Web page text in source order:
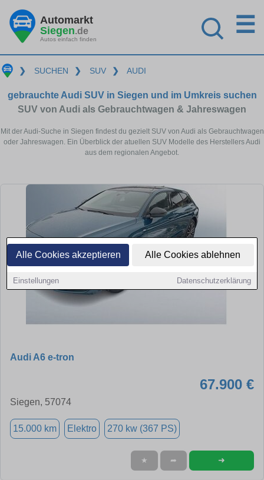
Alle Cookies akzeptieren Alle Cookies ablehnen
Einstellungen Datenschutzerklärung
Automarkt
Siegen.de
Autos einfach finden
☰
❯ SUCHEN ❯ SUV ❯ AUDI
gebrauchte Audi SUV in Siegen und im Umkreis suchen
SUV von Audi als Gebrauchtwagen & Jahreswagen
Mit der Audi-Suche in Siegen findest du gezielt SUV von Audi als Gebrauchtwagen
oder Jahreswagen. Ein Überblick der atuellen SUV Modelle des Herstellers Audi
aus dem regionalen Angebot.
Audi A6 e-tron
67.900 €
Siegen, 57074
15.000 km Elektro 270 kw (367 PS)
★ ➦ ➜